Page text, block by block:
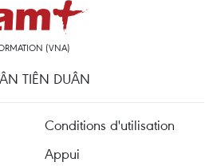
(VNA)
TIÊN DUÂN
Conditions d'utilisation
Appui